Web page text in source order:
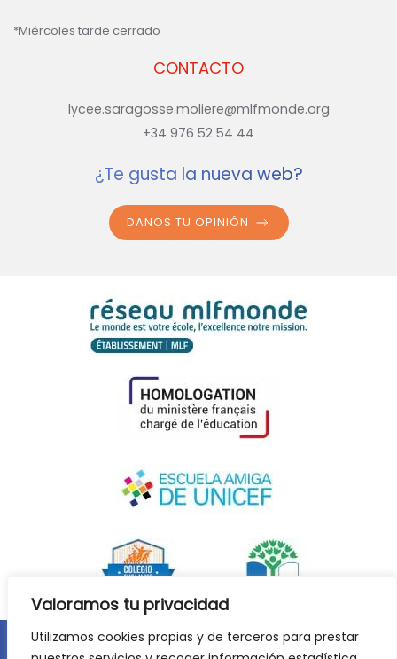
Valoramos tu privacidad
Utilizamos cookies propias y de terceros para prestar
CONTACTO
lycee.saragosse.moliere@mlfmonde.org
+34 976 52 54 44
*Miércoles tarde cerrado
¿Te gusta la nueva web?
DANOS TU OPINIÓN